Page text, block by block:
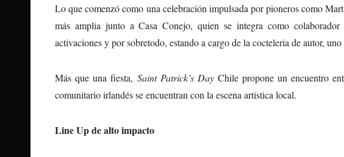
Lo que comenzó como una celebración impulsada por pioneros como
más amplia junto a Casa Conejo, quien se integra como
activaciones y por sobretodo, estando a cargo de la coctelería de autor,
Más que una fiesta, Saint Patrick’s DayChile propone un encuentro
comunitario irlandés se encuentran con la escena artística local.
Line Up de alto impacto